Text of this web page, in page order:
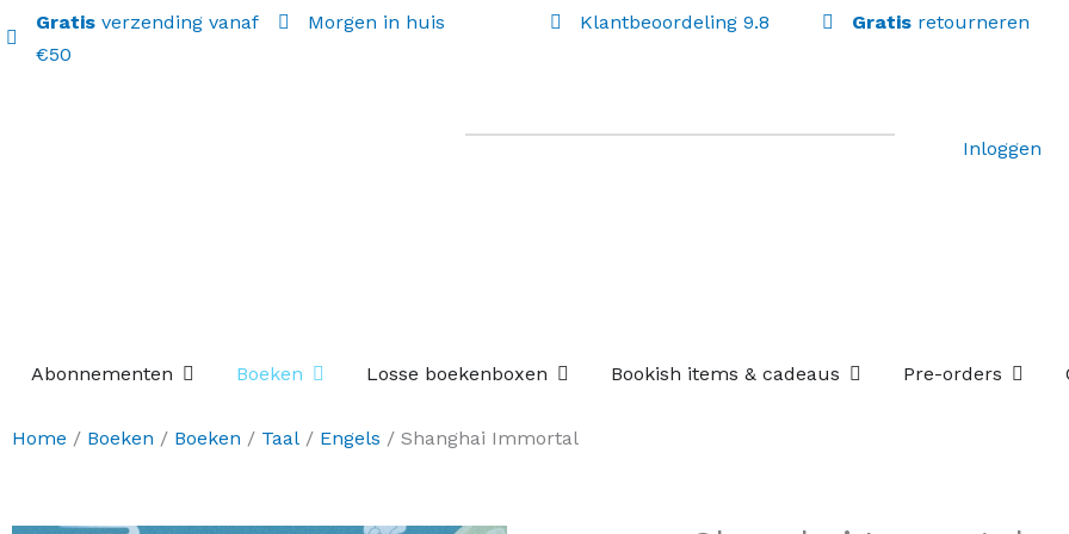
Gratis verzending vanaf
€50
Morgen in huis Klantbeoordeling 9.8 Gratis retourneren
Inloggen
Abonnementen Open Abonnementen
Boeken Open Boeken
Losse boekenboxen Open Losse boekenboxen
Bookish items & cadeaus Open Bookish items &
Pre-orders Open
Home / Boeken / Boeken / Taal / Engels / Shanghai Immortal